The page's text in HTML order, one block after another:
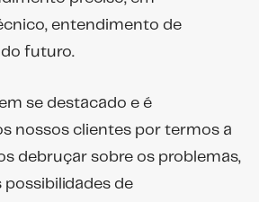
entendimento de
futuro.
se destacado e é
nossos clientes por termos a
debruçar sobre os problemas,
de